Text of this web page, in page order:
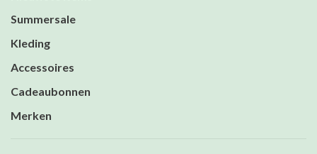
Summersale
Kleding
Accessoires
Cadeaubonnen
Merken